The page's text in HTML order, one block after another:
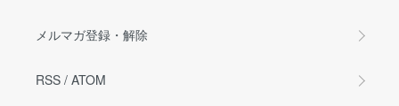
メルマガ登録・解除
RSS / ATOM